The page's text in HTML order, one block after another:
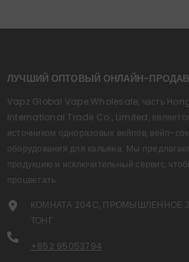
ЛУЧШИЙ ОПТОВЫЙ ОНЛАЙН-
Vapz Global Vape Wholesale, часть
International Trade Co., Limited,
источником одноразовых вейпов, вейп-
оборудования для кальяна. Мы
продукцию и исключительный сервис,
процветать.
КОМНАТА 204C, ПРОМЫШЛЕННОЕ
ТОНГ
+852 95053794